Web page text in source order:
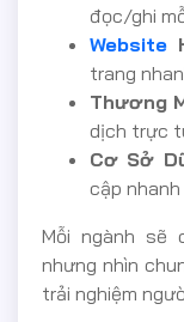
đọc/ghi
Website
trang
Thương
dịch trực
Cơ Sở
cập
Mỗi ngành sẽ
nhưng nhìn
trải nghiệm